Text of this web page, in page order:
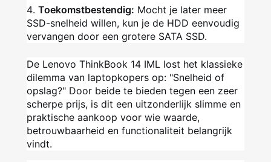
Toekomstbestendig: Mocht je later meer
SSD-snelheid willen, kun je de HDD eenvoudig
vervangen door een grotere SATA SSD.
De Lenovo ThinkBook 14 IML lost het klassieke
dilemma van laptopkopers op: "Snelheid of
opslag?" Door beide te bieden tegen een zeer
scherpe prijs, is dit een uitzonderlijk slimme en
praktische aankoop voor wie waarde,
betrouwbaarheid en functionaliteit belangrijk
vindt.